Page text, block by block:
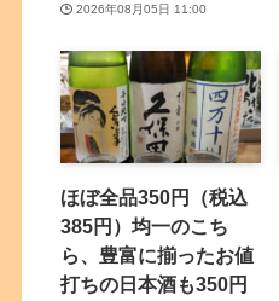
2026年08月05日 11:00
ほぼ全品350円（税込
385円）均一のこち
ら、豊富に揃ったお値
打ちの日本酒も350円